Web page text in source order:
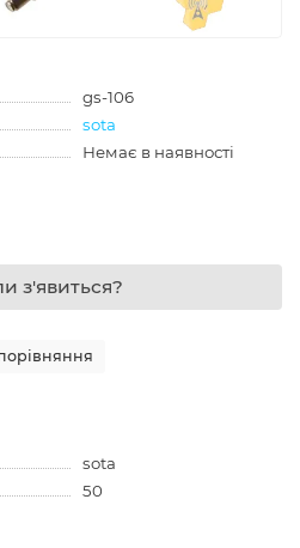
gs-106
sota
Немає в наявності
з'явиться?
sota
50